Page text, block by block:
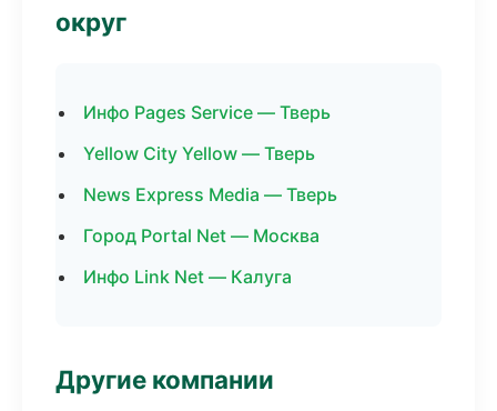
округ
Инфо Pages Service — Тверь
Yellow City Yellow — Тверь
News Express Media — Тверь
Город Portal Net — Москва
Инфо Link Net — Калуга
Другие компании